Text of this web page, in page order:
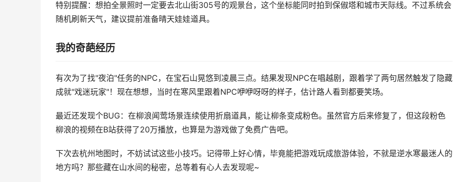
特别提醒：想拍全景照时一定要去北山街305号的观景台，这个坐标能同时拍到保俶塔和城市天际线。不过系统会
随机刷新天气，建议提前准备晴天娃娃道具。
我的奇葩经历
有次为了找"夜泊"任务的NPC，在宝石山晃悠到凌晨三点。结果发现NPC在唱越剧，跟着学了两句居然触发了隐藏
成就"戏迷玩家"！现在想想，当时在寒风里跟着NPC咿咿呀呀的样子，估计路人看到都要笑场。
最近还发现个BUG：在柳浪闻莺场景连续使用折扇道具，能让柳条变成粉色。虽然官方后来修复了，但这段粉色
柳浪的视频在B站获得了20万播放，也算是为游戏做了免费广告吧。
下次去杭州地图时，不妨试试这些小技巧。记得带上好心情，毕竟能把游戏玩成旅游体验，不就是逆水寒最迷人的
地方吗？那些藏在山水间的秘密，总等着有心人去发现呢~